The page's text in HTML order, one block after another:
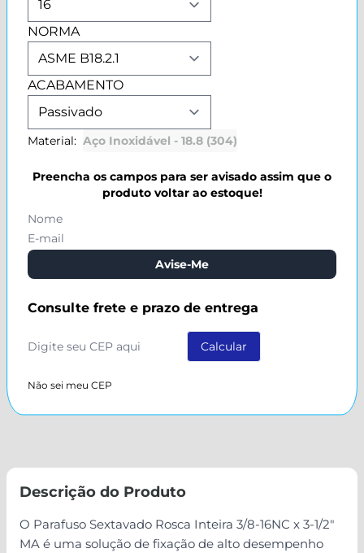
NORMA
ACABAMENTO
Material: Aço Inoxidável - 18.8 (304)
Preencha os campos para ser avisado assim que o
produto voltar ao estoque!
Avise-Me
Consulte frete e prazo de entrega
Não sei meu CEP
Descrição do Produto
O Parafuso Sextavado Rosca Inteira 3/8-16NC x 3-1/2"
MA é uma solução de fixação de alto desempenho